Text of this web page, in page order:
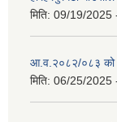
मिति: 09/19/2025
आ.व.२०८२/०८३ को
मिति: 06/25/2025